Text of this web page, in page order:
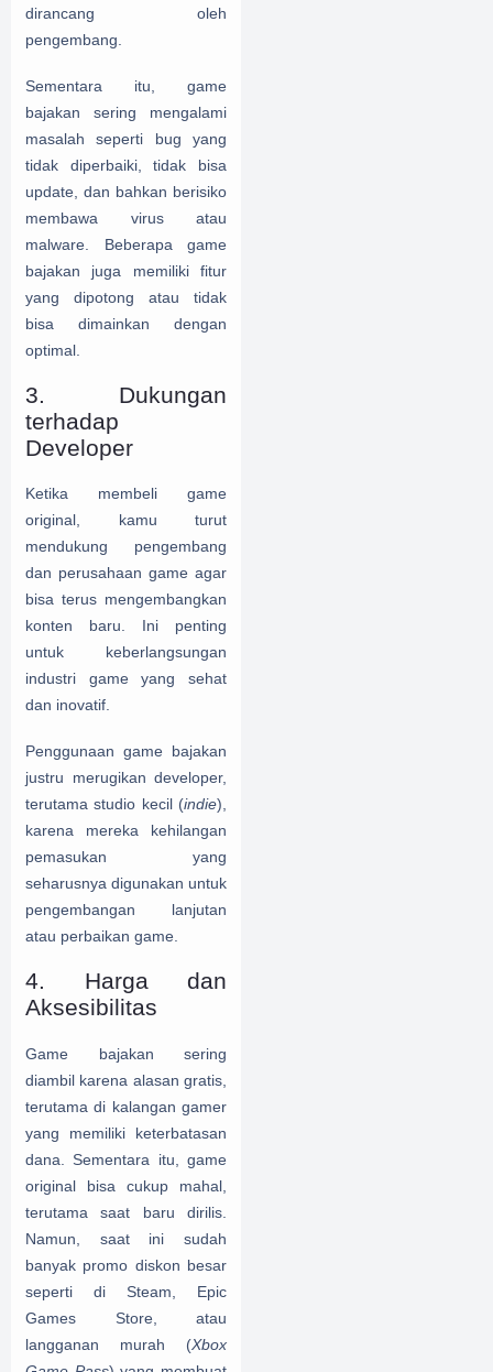
dirancang oleh
pengembang.
Sementara itu, game
bajakan sering mengalami
masalah seperti bug yang
tidak diperbaiki, tidak bisa
update, dan bahkan berisiko
membawa virus atau
malware. Beberapa game
bajakan juga memiliki fitur
yang dipotong atau tidak
bisa dimainkan dengan
optimal.
3. Dukungan
terhadap
Developer
Ketika membeli game
original, kamu turut
mendukung pengembang
dan perusahaan game agar
bisa terus mengembangkan
konten baru. Ini penting
untuk keberlangsungan
industri game yang sehat
dan inovatif.
Penggunaan game bajakan
justru merugikan developer,
terutama studio kecil (indie),
karena mereka kehilangan
pemasukan yang
seharusnya digunakan untuk
pengembangan lanjutan
atau perbaikan game.
4. Harga dan
Aksesibilitas
Game bajakan sering
diambil karena alasan gratis,
terutama di kalangan gamer
yang memiliki keterbatasan
dana. Sementara itu, game
original bisa cukup mahal,
terutama saat baru dirilis.
Namun, saat ini sudah
banyak promo diskon besar
seperti di Steam, Epic
Games Store, atau
langganan murah (Xbox